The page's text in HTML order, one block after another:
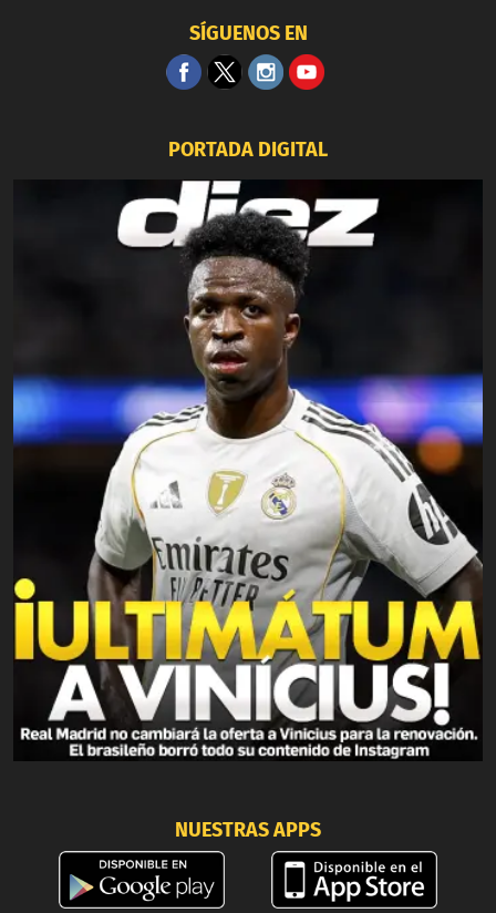
SÍGUENOS EN
PORTADA DIGITAL
NUESTRAS APPS